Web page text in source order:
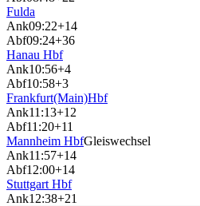
Fulda
Ank09:22+14
Abf09:24+36
Hanau Hbf
Ank10:56+4
Abf10:58+3
Frankfurt(Main)Hbf
Ank11:13+12
Abf11:20+11
Mannheim HbfGleiswechsel
Ank11:57+14
Abf12:00+14
Stuttgart Hbf
Ank12:38+21